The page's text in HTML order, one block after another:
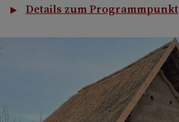
Details zum Programmpunkt